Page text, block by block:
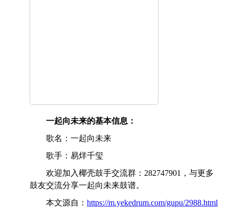
一起向未来的基本信息：
歌名：一起向未来
歌手：易烊千玺
欢迎加入椰壳鼓手交流群：282747901，与更多
鼓友交流分享一起向未来鼓谱。
本文源自： https://m.yekedrum.com/gupu/2988.html